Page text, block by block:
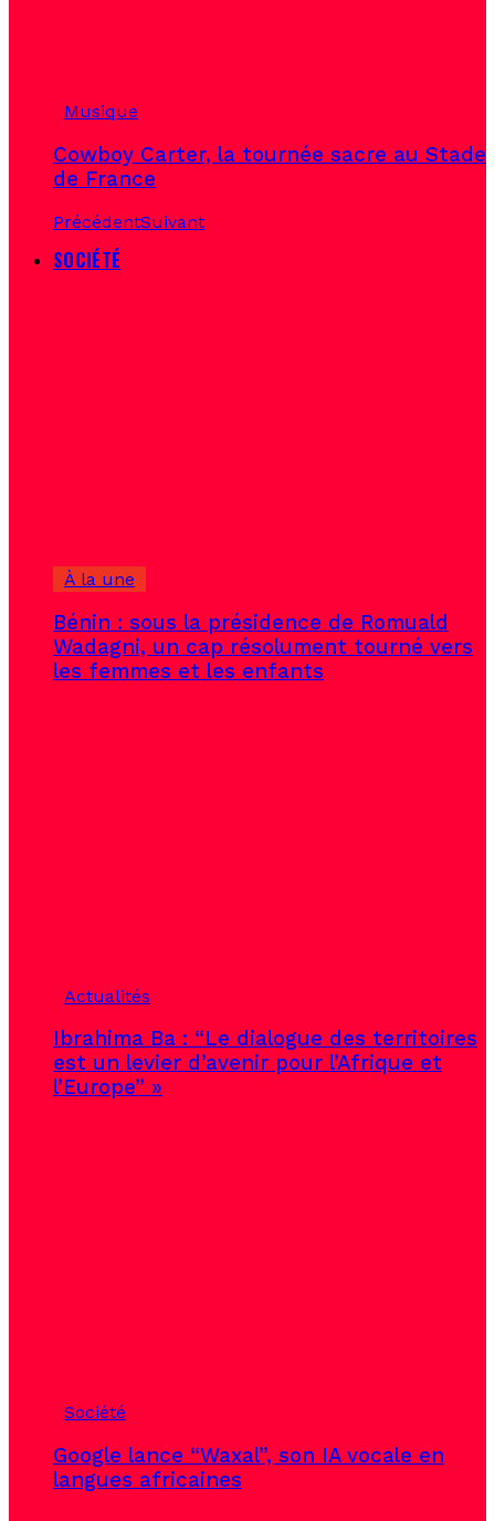
Musique
Cowboy Carter, la tournée sacre au Stade
de France
PrécédentSuivant
SOCIÉTÉ
À la une
Bénin : sous la présidence de Romuald
Wadagni, un cap résolument tourné vers
les femmes et les enfants
Actualités
Ibrahima Ba : “Le dialogue des territoires
est un levier d’avenir pour l’Afrique et
l’Europe” »
Société
Google lance “Waxal”, son IA vocale en
langues africaines